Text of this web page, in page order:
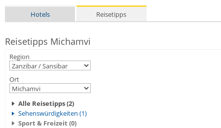
Hotels Reisetipps
Reisetipps Michamvi
Region
Ort
Alle Reisetipps (2)
Sehenswürdigkeiten (1)
Sport & Freizeit (0)